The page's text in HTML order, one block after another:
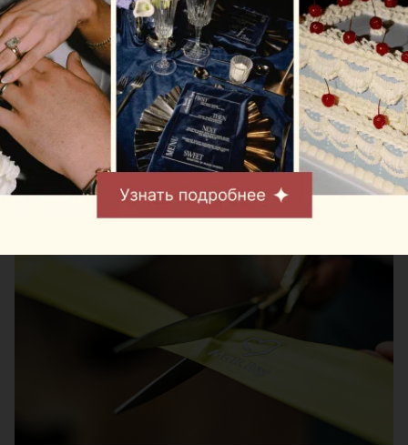
Автор: relax.by, 07.08.2026
Теперь пассажиры могут заказать любимый кофе,
десерты и блюда Mak.by перед вылетом
независимо от того, отправляются они внутренним
или международным рейсом.